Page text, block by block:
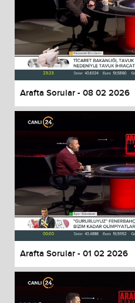
Arafta Sorular - 08 02 2026
Arafta Sorular - 01 02 2026